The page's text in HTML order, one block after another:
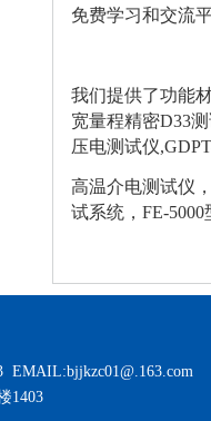
免费学习和交流平
我们提供了功能
宽量程精密D33
压电测试仪
高温介电测试仪
试系统，FE-
EMAIL:bjjkzc01@.163.com
1403